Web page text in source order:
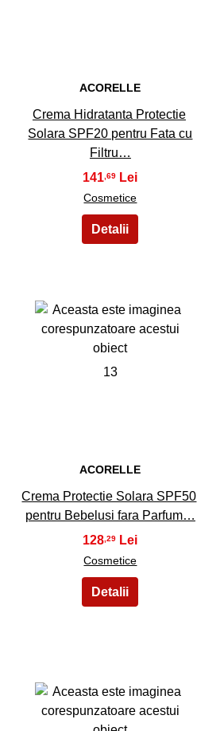
ACORELLE
Crema Hidratanta Protectie
Solara SPF20 pentru Fata cu
Filtru…
141 ,69
Cosmetice
13
ACORELLE
Crema Protectie Solara SPF50
pentru Bebelusi fara Parfum…
128 ,29
Cosmetice